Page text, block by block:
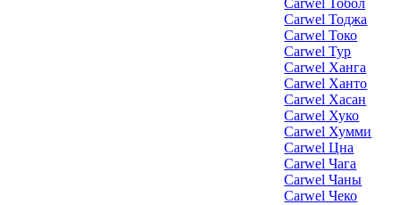
Carwel Тобол
Carwel Тоджа
Carwel Токо
Carwel Тур
Carwel Ханга
Carwel Ханто
Carwel Хасан
Carwel Хуко
Carwel Хумми
Carwel Цна
Carwel Чага
Carwel Чаны
Carwel Чеко